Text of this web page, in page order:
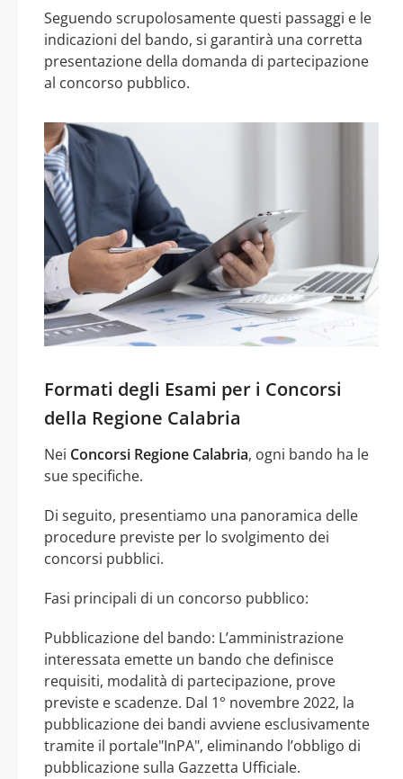
Seguendo scrupolosamente questi passaggi e le
indicazioni del bando, si garantirà una corretta
presentazione della domanda di partecipazione
al concorso pubblico.
Formati degli Esami per i Concorsi
della Regione Calabria
Nei Concorsi Regione Calabria, ogni bando ha le
sue specifiche.
Di seguito, presentiamo una panoramica delle
procedure previste per lo svolgimento dei
concorsi pubblici.
Fasi principali di un concorso pubblico:
Pubblicazione del bando: L’amministrazione
interessata emette un bando che definisce
requisiti, modalità di partecipazione, prove
previste e scadenze. Dal 1° novembre 2022, la
pubblicazione dei bandi avviene esclusivamente
tramite il portale"InPA", eliminando l’obbligo di
pubblicazione sulla Gazzetta Ufficiale.